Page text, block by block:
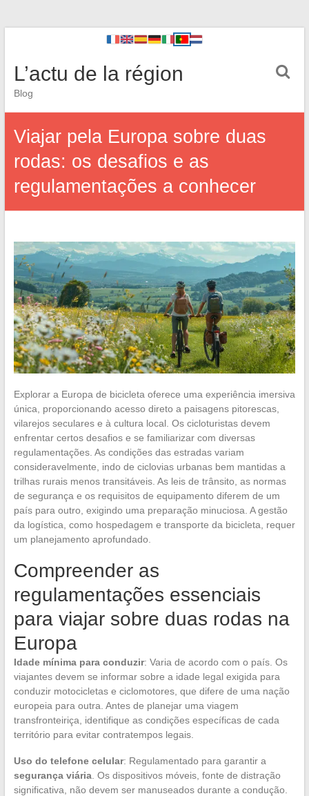
L’actu de la région
Blog
Viajar pela Europa sobre duas
rodas: os desafios e as
regulamentações a conhecer
Explorar a Europa de bicicleta oferece uma experiência imersiva
única, proporcionando acesso direto a paisagens pitorescas,
vilarejos seculares e à cultura local. Os cicloturistas devem
enfrentar certos desafios e se familiarizar com diversas
regulamentações. As condições das estradas variam
consideravelmente, indo de ciclovias urbanas bem mantidas a
trilhas rurais menos transitáveis. As leis de trânsito, as normas
de segurança e os requisitos de equipamento diferem de um
país para outro, exigindo uma preparação minuciosa. A gestão
da logística, como hospedagem e transporte da bicicleta, requer
um planejamento aprofundado.
Compreender as
regulamentações essenciais
para viajar sobre duas rodas na
Europa
Idade mínima para conduzir: Varia de acordo com o país. Os
viajantes devem se informar sobre a idade legal exigida para
conduzir motocicletas e ciclomotores, que difere de uma nação
europeia para outra. Antes de planejar uma viagem
transfronteiriça, identifique as condições específicas de cada
território para evitar contratempos legais.
Uso do telefone celular: Regulamentado para garantir a
segurança viária. Os dispositivos móveis, fonte de distração
significativa, não devem ser manuseados durante a condução.